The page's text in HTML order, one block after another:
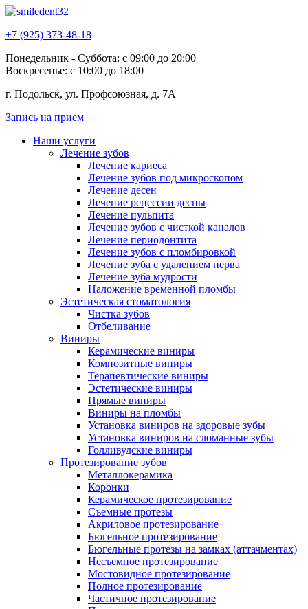
+7 (925) 373-48-18
Понедельник - Суббота: с 09:00 до 20:00
Воскресенье: с 10:00 до 18:00
г. Подольск, ул. Профсоюзная, д. 7А
Запись на прием
Наши услуги
Лечение зубов
Лечение кариеса
Лечение зубов под микроскопом
Лечение десен
Лечение рецессии десны
Лечение пульпита
Лечение зубов с чисткой каналов
Лечение периодонтита
Лечение зубов с пломбировкой
Лечение зуба с удалением нерва
Лечение зуба мудрости
Наложение временной пломбы
Эстетическая стоматология
Чистка зубов
Отбеливание
Виниры
Керамические виниры
Композитные виниры
Терапевтические виниры
Эстетические виниры
Прямые виниры
Виниры на пломбы
Установка виниров на здоровые зубы
Установка виниров на сломанные зубы
Голливудские виниры
Протезирование зубов
Металлокерамика
Коронки
Керамическое протезирование
Съемные протезы
Акриловое протезирование
Бюгельное протезирование
Бюгельные протезы на замках (аттачментах)
Несъемное протезирование
Мостовидное протезирование
Полное протезирование
Частичное протезирование